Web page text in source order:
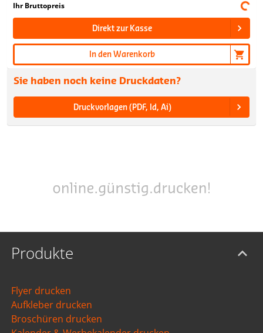
Ihr Bruttopreis
Direkt zur Kasse
In den Warenkorb
Sie haben noch keine Druckdaten?
Druckvorlagen (PDF, Id, Ai)
Produkte
Flyer drucken
Aufkleber drucken
Broschüren drucken